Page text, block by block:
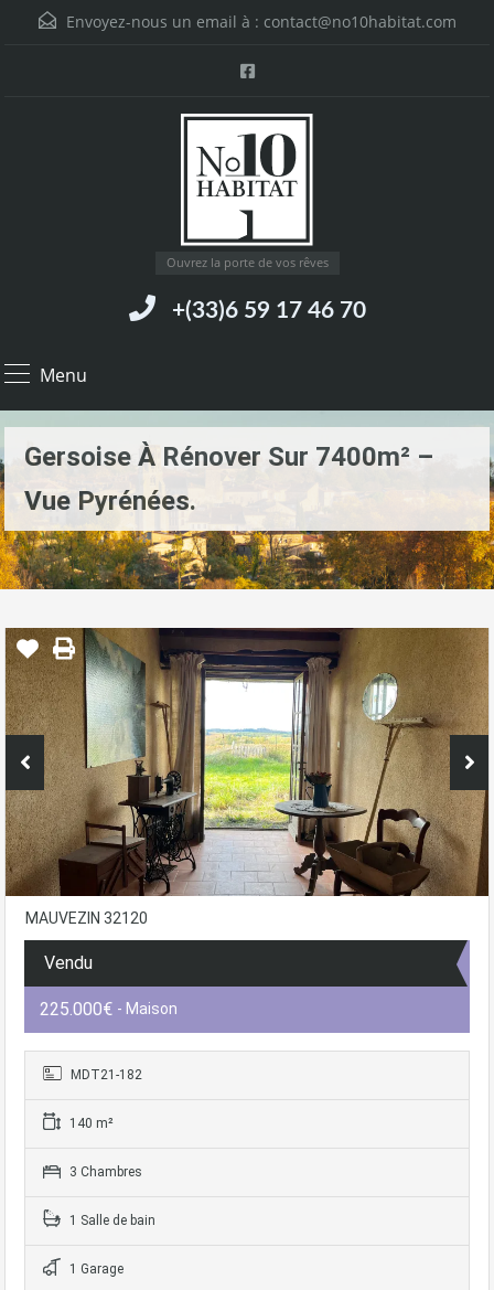
Envoyez-nous un email à : contact@no10habitat.com
Ouvrez la porte de vos rêves
+(33)6 59 17 46 70
Menu
Gersoise À Rénover Sur 7400m² –
Vue Pyrénées.
MAUVEZIN 32120
Vendu
225.000€ - Maison
MDT21-182
140 m²
3 Chambres
1 Salle de bain
1 Garage